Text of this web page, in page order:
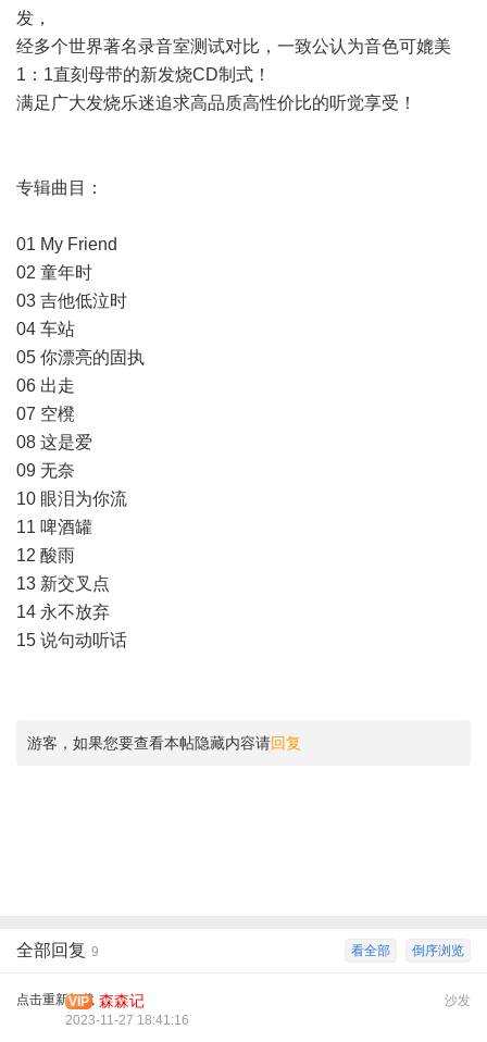
发，
经多个世界著名录音室测试对比，一致公认为音色可媲美
1：1直刻母带的新发烧CD制式！
满足广大发烧乐迷追求高品质高性价比的听觉享受！
专辑曲目：
01 My Friend
02 童年时
03 吉他低泣时
04 车站
05 你漂亮的固执
06 出走
07 空櫈
08 这是爱
09 无奈
10 眼泪为你流
11 啤酒罐
12 酸雨
13 新交叉点
14 永不放弃
15 说句动听话
游客，如果您要查看本帖隐藏内容请回复
倒序浏览
看全部
全部回复 9
点击重新加载 沙发
VIP 森森记
2023-11-27 18:41:16